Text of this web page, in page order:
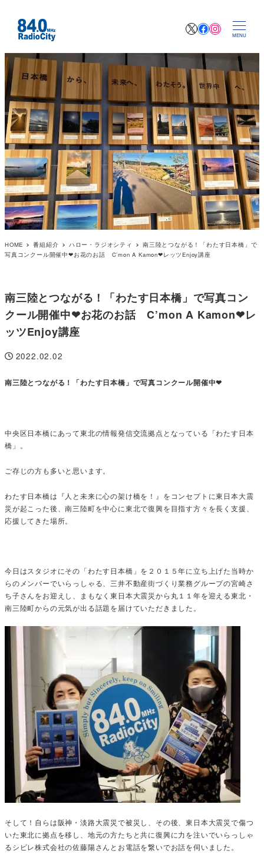
XFacebook
MENU
HOME 番組紹介 ハロー・ラジオシティ
南三陸とつながる！「わたす日本橋」で
写真コンクール開催中❤お花のお話 C’mon A Kamon❤レッツEnjoy講座
南三陸とつながる！「わたす日本橋」で写真コン
クール開催中❤お花のお話 C’mon A Kamon❤レ
ッツEnjoy講座
投稿日
2022.02.02
南三陸とつながる！「わたす日本橋」で写真コンクール開催中❤
中央区日本橋にあって東北の情報発信交流拠点となっている「わたす日本
橋」。
ご存じの方も多いと思います。
わたす日本橋は『人と未来に心の架け橋を！』をコンセプトに東日本大震
災が起こった後、南三陸町を中心に東北で復興を目指す方々を長く支援、
応援してきた場所。
今日はスタジオにその「わたす日本橋」を２０１５年に立ち上げた当時か
らのメンバーでいらっしゃる、三井不動産街づくり業務グループの宮崎さ
ち子さんをお迎えし、まもなく東日本大震災から丸１１年を迎える東北・
南三陸町からの元気が出る話題を届けていただきました。
そして！自らは阪神・淡路大震災で被災し、その後、東日本大震災で傷つ
いた東北に拠点を移し、地元の方たちと共に復興に力を注いでいらっしゃ
るシビレ株式会社の佐藤陽さんとお電話を繋いでお話を伺いました。